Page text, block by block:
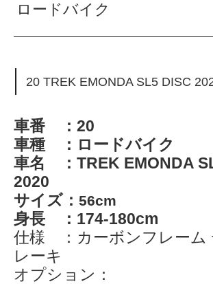
ロードバイク
20 TREK EMONDA SL5 DISC
車番 ：20
車種 ：ロードバイク
車名 ：TREK EMONDA
2020
サイズ： 56cm
身長 ：174-180cm
仕様 ：カーボンフレーム
レーキ
オプション：